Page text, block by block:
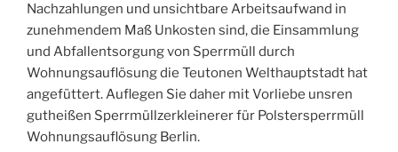
Nachzahlungen und unsichtbare Arbeitsaufwand in
zunehmendem Maß Unkosten sind, die Einsammlung
und Abfallentsorgung von Sperrmüll durch
Wohnungsauflösung die Teutonen Welthauptstadt hat
angefüttert. Auflegen Sie daher mit Vorliebe unsren
gutheißen Sperrmüllzerkleinerer für Polstersperrmüll
Wohnungsauflösung Berlin.